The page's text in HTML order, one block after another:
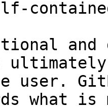
and
user.
what